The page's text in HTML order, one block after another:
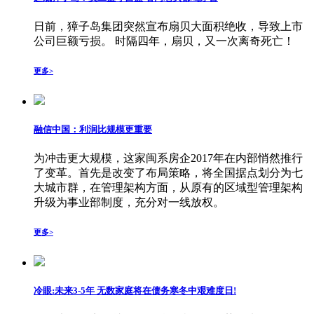
日前，獐子岛集团突然宣布扇贝大面积绝收，导致上市
公司巨额亏损。 时隔四年，扇贝，又一次离奇死亡！
更多>
融信中国：利润比规模更重要
为冲击更大规模，这家闽系房企2017年在内部悄然推行
了变革。首先是改变了布局策略，将全国据点划分为七
大城市群，在管理架构方面，从原有的区域型管理架构
升级为事业部制度，充分对一线放权。
更多>
冷眼:未来3-5年 无数家庭将在债务寒冬中艰难度日!